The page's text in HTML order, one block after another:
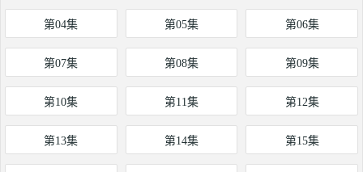
第04集 第05集 第06集
第07集 第08集 第09集
第10集 第11集 第12集
第13集 第14集 第15集